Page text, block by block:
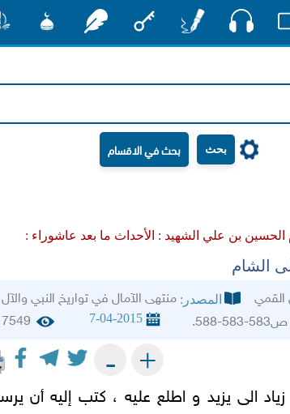
بحث
الحسين بن علي الشهيد : الأحداث ما بعد عاشوراء :
الشام
القمي المصدر: منتهى الآمال في تواريخ النبي والآل
7-04-2015
7549
+
-
الى يزيد و اطلع عليه ، كتب إليه أن